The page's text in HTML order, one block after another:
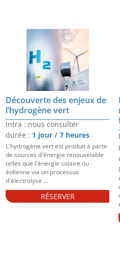
Découverte des enjeux de
l’hydrogène vert
Intra : nous consulter
durée : 1 jour / 7 heures
L'hydrogène vert est produit à partir
de sources d'énergie renouvelable
telles que l'énergie solaire ou
éolienne via un processus
d'électrolyse ...
RÉSERVER